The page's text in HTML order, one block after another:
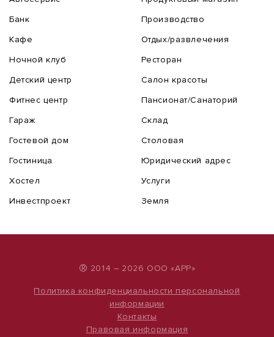
Банк
Кафе
Ночной клуб
Детский центр
Фитнес центр
Гараж
Гостевой дом
Гостиница
Хостел
Инвестпроект
Производство
Отдых/развлечения
Ресторан
Салон красоты
Пансионат/Санаторий
Склад
Столовая
Юридический адрес
Услуги
Земля
® 2014 – 2026 ООО «АРР»
Политика конфиденциальности персональной
информации
Контакты
Правовая информация